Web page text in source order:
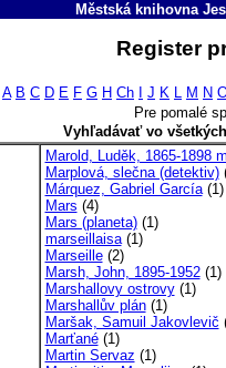
Městská knihovna
Register
A B C D E F G H Ch J K L M N
Pre pomalé
Vyhľadávať vo
Marold, Luděk, 1865-1898
Marplová, slečna (detektiv)
Márquez, Gabriel García(1)
Mars (4)
Mars (planeta)(1)
marseillaisa(1)
Marseille(2)
Marsh, John, 1895-1952(1)
Marshallovy ostrovy(1)
Marshallův plán(1)
Maršak, Samuil Jakovlevič
Marťané(1)
Martin Servaz (1)